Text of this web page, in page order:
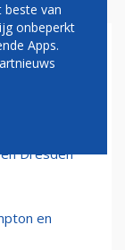
A380's
Dresden
en
beste van
onbeperkt
Apps.